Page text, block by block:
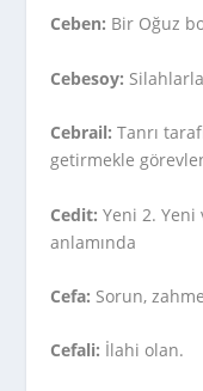
Ceben: Bir Oğuz
Cebesoy:
Cebrail: Tanrı
getirmekle
Cedit: Yeni 2. Yeni
anlamında
Cefa: Sorun,
Cefali: İlahi olan.